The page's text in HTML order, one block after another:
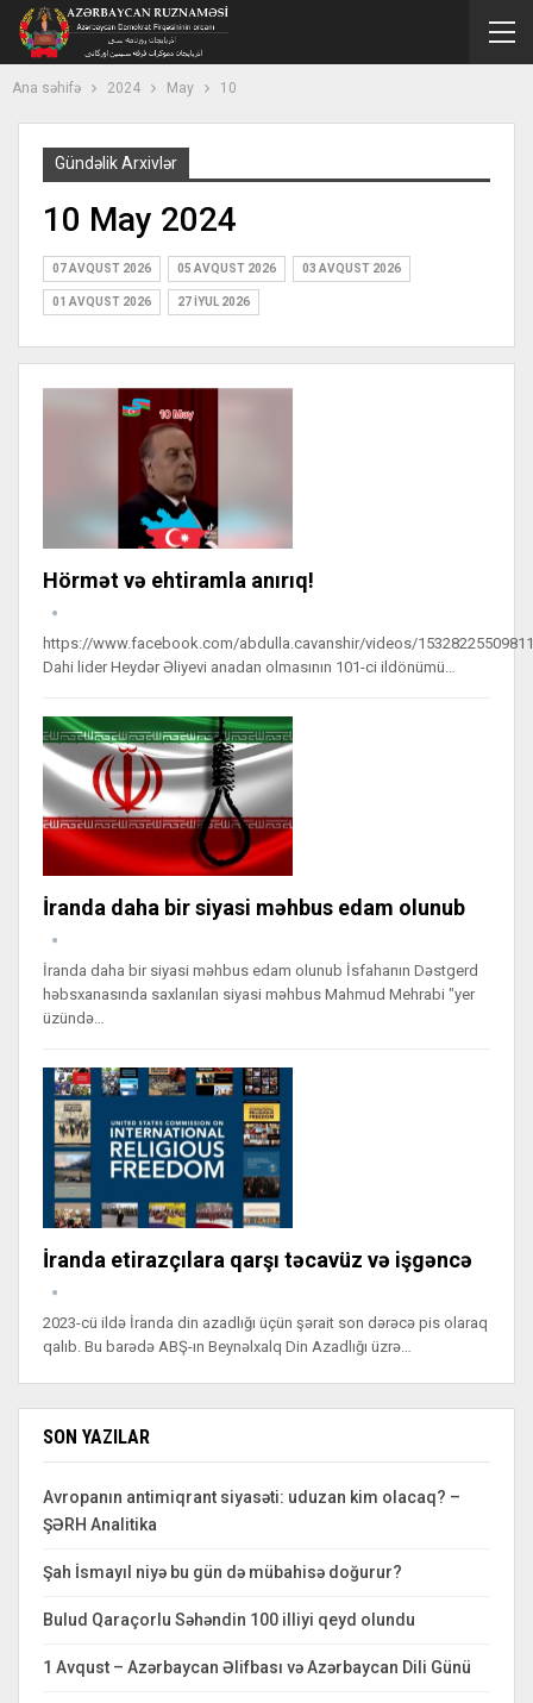
Ana səhifə 2024 May 10
Gündəlik Arxivlər
10 May 2024
07 AVQUST 2026 05 AVQUST 2026 03 AVQUST 2026
01 AVQUST 2026 27 İYUL 2026
Hörmət və ehtiramla anırıq!
https://www.facebook.com/abdulla.cavanshir/videos/
Dahi lider Heydər Əliyevi anadan olmasının 101-ci ildönümü…
İranda daha bir siyasi məhbus edam olunub
İranda daha bir siyasi məhbus edam olunub İsfahanın Dəstgerd
həbsxanasında saxlanılan siyasi məhbus Mahmud Mehrabi "yer
üzündə…
İranda etirazçılara qarşı təcavüz və işgəncə
2023-cü ildə İranda din azadlığı üçün şərait son dərəcə pis olaraq
qalıb. Bu barədə ABŞ-ın Beynəlxalq Din Azadlığı üzrə…
SON YAZILAR
Avropanın antimiqrant siyasəti: uduzan kim olacaq? –
ŞƏRH Analitika
Şah İsmayıl niyə bu gün də mübahisə doğurur?
Bulud Qaraçorlu Səhəndin 100 illiyi qeyd olundu
1 Avqust – Azərbaycan Əlifbası və Azərbaycan Dili Günü